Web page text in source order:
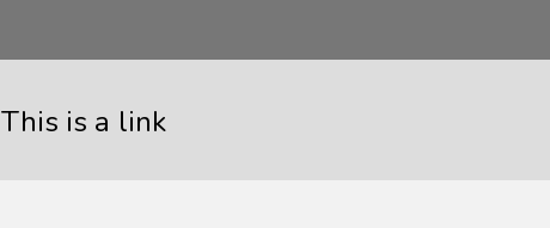
This is a link